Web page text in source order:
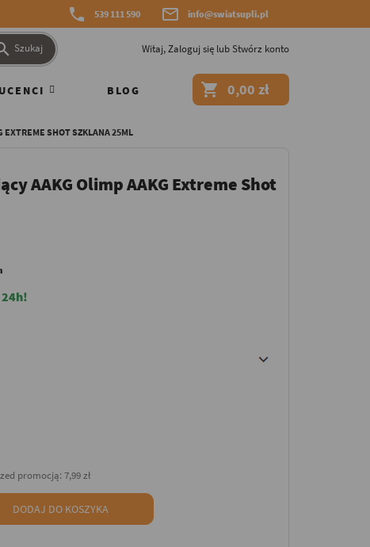
 539 111 590  info@swiatsupli.pl
Szukaj Witaj,Zaloguj się lubStwórz konto
BLOG  0,00 zł
EXTREME SHOT SZKLANA 25ML
AAKG Olimp AAKG Extreme Shot
24h!
promocją: 7,99 zł
DODAJ DO KOSZYKA